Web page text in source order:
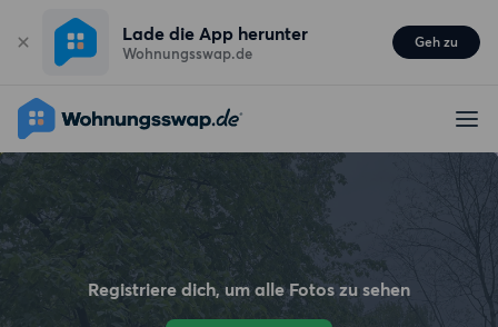
Lade die App herunter
Wohnungsswap.de
Geh zu
Registriere dich, um alle Fotos zu sehen